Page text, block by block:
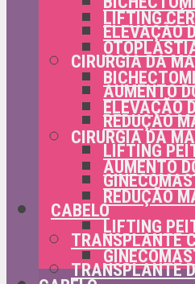
ELEVAÇÃO
CIRURGIA DA
AUMENTO
REDUÇÃO
LIFTING
CABELO
TRANSPLANTE
TRANSPLANTE
LIFTING
ELEVAÇÃO
CIRURGIA DA
AUMENTO
REDUÇÃO
LIFTING